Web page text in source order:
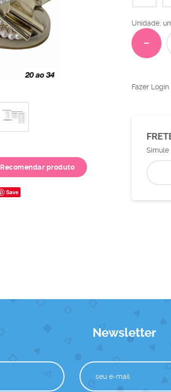
Recomendar produto
Save
Unidade: un
Fazer Login
Simule
Newsletter